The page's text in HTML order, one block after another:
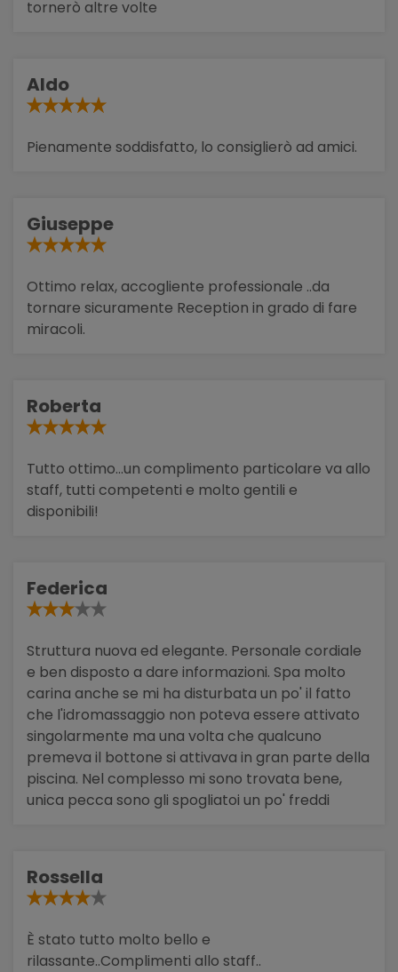
tornerò altre volte
Aldo
Pienamente soddisfatto, lo consiglierò ad amici.
Giuseppe
Ottimo relax, accogliente professionale ..da
tornare sicuramente Reception in grado di fare
miracoli.
Roberta
Tutto ottimo...un complimento particolare va allo
staff, tutti competenti e molto gentili e
disponibili!
Federica
Struttura nuova ed elegante. Personale cordiale
e ben disposto a dare informazioni. Spa molto
carina anche se mi ha disturbata un po' il fatto
che l'idromassaggio non poteva essere attivato
singolarmente ma una volta che qualcuno
premeva il bottone si attivava in gran parte della
piscina. Nel complesso mi sono trovata bene,
unica pecca sono gli spogliatoi un po' freddi
Rossella
È stato tutto molto bello e
rilassante..Complimenti allo staff..